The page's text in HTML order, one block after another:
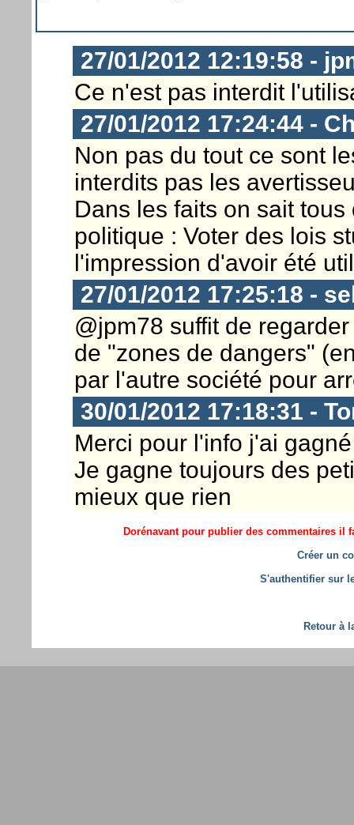
27/01/2012 12:19:58 -
Ce n'est pas interdit
27/01/2012 17:24:44 -
Non pas du tout ce sont
interdits pas les
Dans les faits on sait
politique : Voter des lois
l'impression d'avoir été
27/01/2012 17:25:18 -
@jpm78 suffit de
de "zones de dangers"
par l'autre société pour
30/01/2012 17:18:31 -
Merci pour l'info j'ai
Je gagne toujours des
mieux que rien
Dorénavant pour publier des commentaires il
Créer un
S'authentifier sur
Retour à